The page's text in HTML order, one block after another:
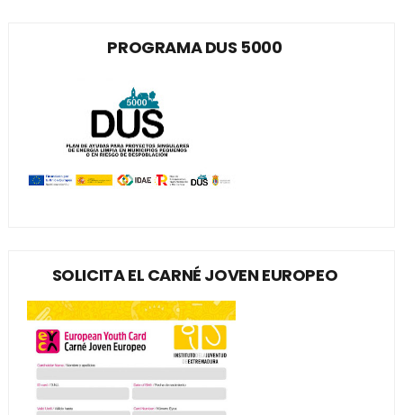
PROGRAMA DUS 5000
SOLICITA EL CARNÉ JOVEN EUROPEO